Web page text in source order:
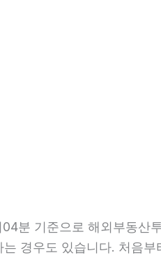
분 기준으로 해외부동산
경우도 있습니다. 처음